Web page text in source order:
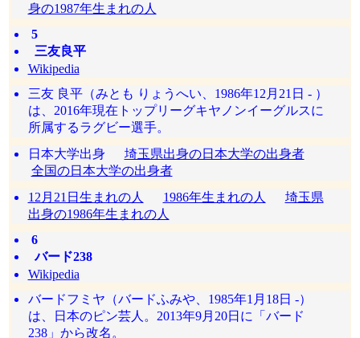
身の1987年生まれの人
5
三友良平
Wikipedia
三友 良平（みとも りょうへい、1986年12月21日 - ）
は、2016年現在トップリーグキヤノンイーグルスに
所属するラグビー選手。
日本大学出身 埼玉県出身の日本大学の出身者
全国の日本大学の出身者
12月21日生まれの人
1986年生まれの人
埼玉県
出身の1986年生まれの人
6
バード238
Wikipedia
バードフミヤ（バードふみや、1985年1月18日 -）
は、日本のピン芸人。2013年9月20日に「バード
238」から改名。